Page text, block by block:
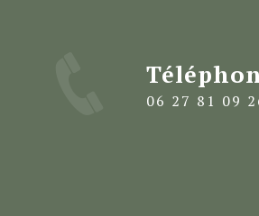
06 27 81 09